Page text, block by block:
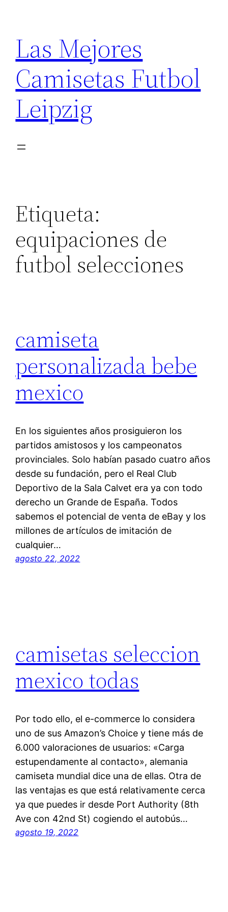
contenido
Las Mejores
Camisetas Futbol
Leipzig
Etiqueta:
equipaciones de
futbol selecciones
camiseta
personalizada bebe
mexico
En los siguientes años prosiguieron los
partidos amistosos y los campeonatos
provinciales. Solo habían pasado cuatro años
desde su fundación, pero el Real Club
Deportivo de la Sala Calvet era ya con todo
derecho un Grande de España. Todos
sabemos el potencial de venta de eBay y los
millones de artículos de imitación de
cualquier…
agosto 22, 2022
camisetas seleccion
mexico todas
Por todo ello, el e-commerce lo considera
uno de sus Amazon’s Choice y tiene más de
6.000 valoraciones de usuarios: «Carga
estupendamente al contacto», alemania
camiseta mundial dice una de ellas. Otra de
las ventajas es que está relativamente cerca
ya que puedes ir desde Port Authority (8th
Ave con 42nd St) cogiendo el autobús…
agosto 19, 2022